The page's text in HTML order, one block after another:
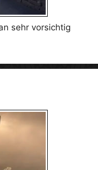
sehr vorsichtig